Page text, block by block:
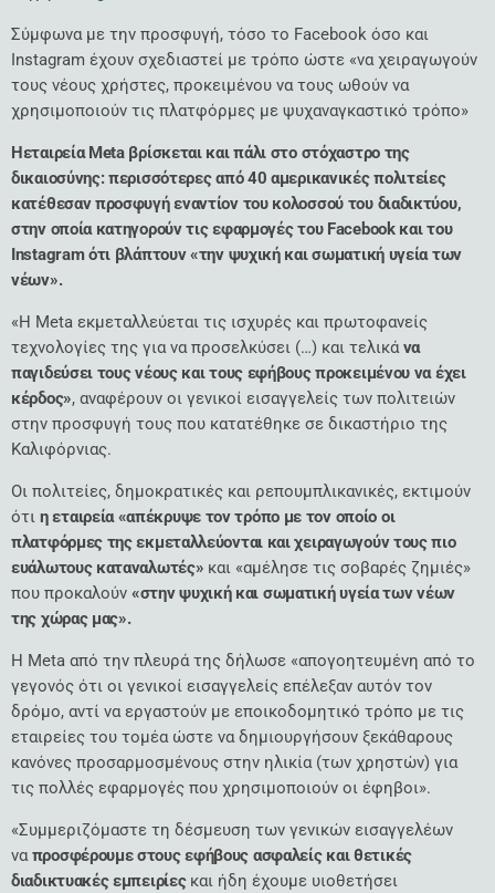
Σύμφωνα με την προσφυγή, τόσο το Facebook όσο και
Instagram έχουν σχεδιαστεί με τρόπο ώστε «να χειραγωγούν
τους νέους χρήστες, προκειμένου να τους ωθούν να
χρησιμοποιούν τις πλατφόρμες με ψυχαναγκαστικό τρόπο»
Ηεταιρεία Meta βρίσκεται και πάλι στο στόχαστρο της
δικαιοσύνης: περισσότερες από 40 αμερικανικές πολιτείες
κατέθεσαν προσφυγή εναντίον του κολοσσού του διαδικτύου,
στην οποία κατηγορούν τις εφαρμογές του Facebook και του
Instagram ότι βλάπτουν «την ψυχική και σωματική υγεία των
νέων».
«Η Meta εκμεταλλεύεται τις ισχυρές και πρωτοφανείς
τεχνολογίες της για να προσελκύσει (…) και τελικάνα
παγιδεύσει τους νέους και τους εφήβους προκειμένου να έχει
κέρδος», αναφέρουν οι γενικοί εισαγγελείς των πολιτειών
στην προσφυγή τους που κατατέθηκε σε δικαστήριο της
Καλιφόρνιας.
Οι πολιτείες, δημοκρατικές και ρεπουμπλικανικές, εκτιμούν
ότι η εταιρεία «απέκρυψε τον τρόπο με τον οποίο οι
πλατφόρμες της εκμεταλλεύονται και χειραγωγούν τους πιο
ευάλωτους καταναλωτές» και «αμέλησε τις σοβαρές ζημιές»
που προκαλούν «στην ψυχική και σωματική υγεία των νέων
της χώρας μας».
Η Meta από την πλευρά της δήλωσε «απογοητευμένη από το
γεγονός ότι οι γενικοί εισαγγελείς επέλεξαν αυτόν τον
δρόμο, αντί να εργαστούν με εποικοδομητικό τρόπο με τις
εταιρείες του τομέα ώστε να δημιουργήσουν ξεκάθαρους
κανόνες προσαρμοσμένους στην ηλικία (των χρηστών) για
τις πολλές εφαρμογές που χρησιμοποιούν οι έφηβοι».
«Συμμεριζόμαστε τη δέσμευση των γενικών εισαγγελέων
ναπροσφέρουμε στους εφήβους ασφαλείς και θετικές
διαδικτυακές εμπειρίεςκαι ήδη έχουμε υιοθετήσει